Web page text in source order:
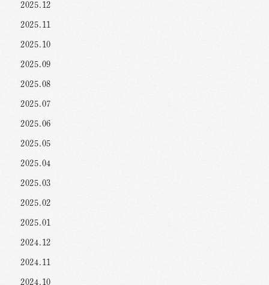
2025.12
2025.11
2025.10
2025.09
2025.08
2025.07
2025.06
2025.05
2025.04
2025.03
2025.02
2025.01
2024.12
2024.11
2024.10